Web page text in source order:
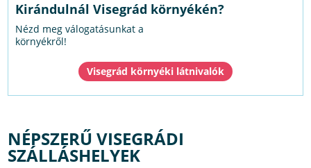
Kirándulnál Visegrád környékén?
Nézd meg válogatásunkat a
környékről!
Visegrád környéki látnivalók
NÉPSZERŰ VISEGRÁDI
SZÁLLÁSHELYEK